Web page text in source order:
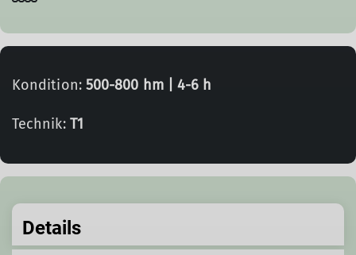
Kondition: 500-800 hm | 4-6 h
Technik: T1
Details